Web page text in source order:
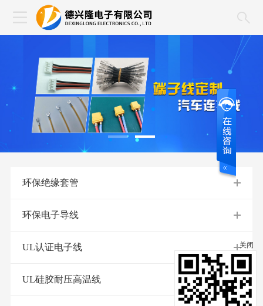
关闭
环保绝缘套管
环保电子导线
UL认证电子线
UL硅胶耐压高温线